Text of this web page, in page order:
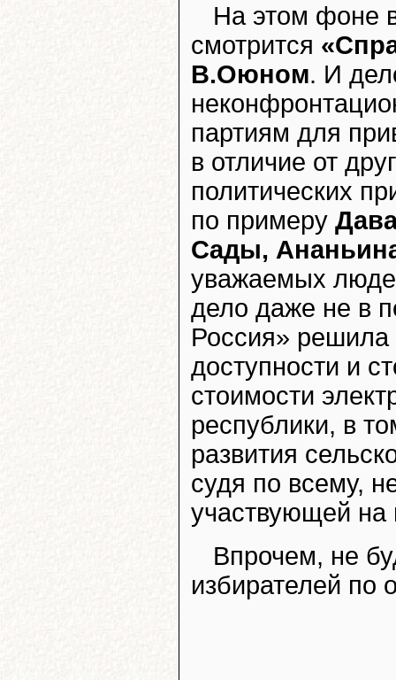
На этом фоне
смотрится
В.Оюном. И
партиям для
в отличие от
политических
по примеру
Сады,
уважаемых
дело даже не в
Россия»
доступности и
стоимости
республики, в
развития
судя по всему,
участвующей на
Впрочем, не
избирателей по